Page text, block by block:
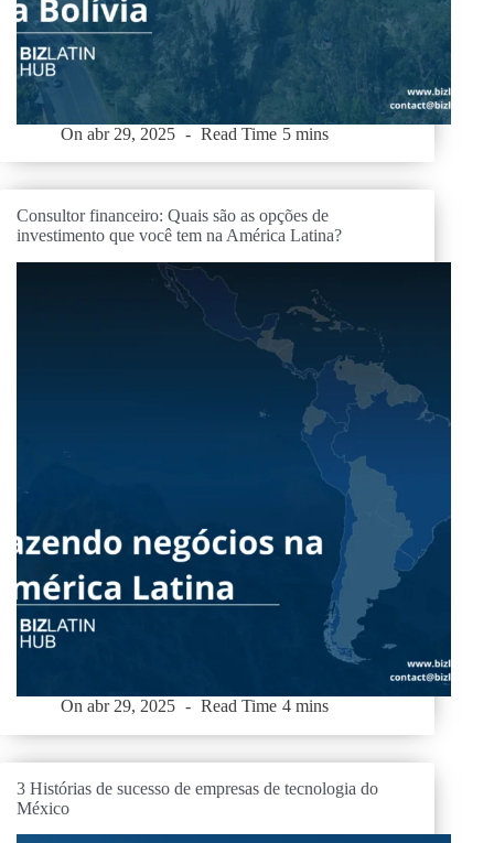
On abr 29, 2025 Read Time 5 mins
Consultor financeiro: Quais são as opções de
investimento que você tem na América Latina?
On abr 29, 2025 Read Time 4 mins
3 Histórias de sucesso de empresas de tecnologia do
México